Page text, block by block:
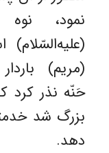
نمود،
(مریم)
حَنّه نذر کرد
بزرگ شد
دهد.